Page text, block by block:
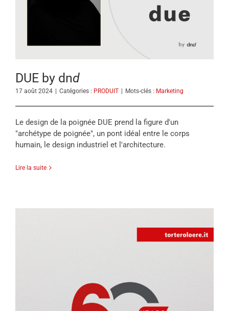
DUE by dnd
17 août 2024 Catégories : PRODUIT Mots-clés : Marketing
Le design de la poignée DUE prend la figure d'un
"archétype de poignée", un pont idéal entre le corps
humain, le design industriel et l'architecture.
Lire la suite